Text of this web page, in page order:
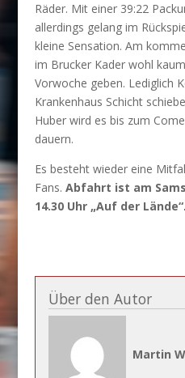
Räder. Mit einer 39:22
allerdings gelang im
kleine Sensation. Am
im Brucker Kader wohl
Vorwoche geben. Lediglich
Krankenhaus Schicht
Huber wird es bis zum
dauern.
Es besteht wieder eine
Fans. Abfahrt ist am
14.30 Uhr „Auf der Lände“.
Über den Autor
Martin